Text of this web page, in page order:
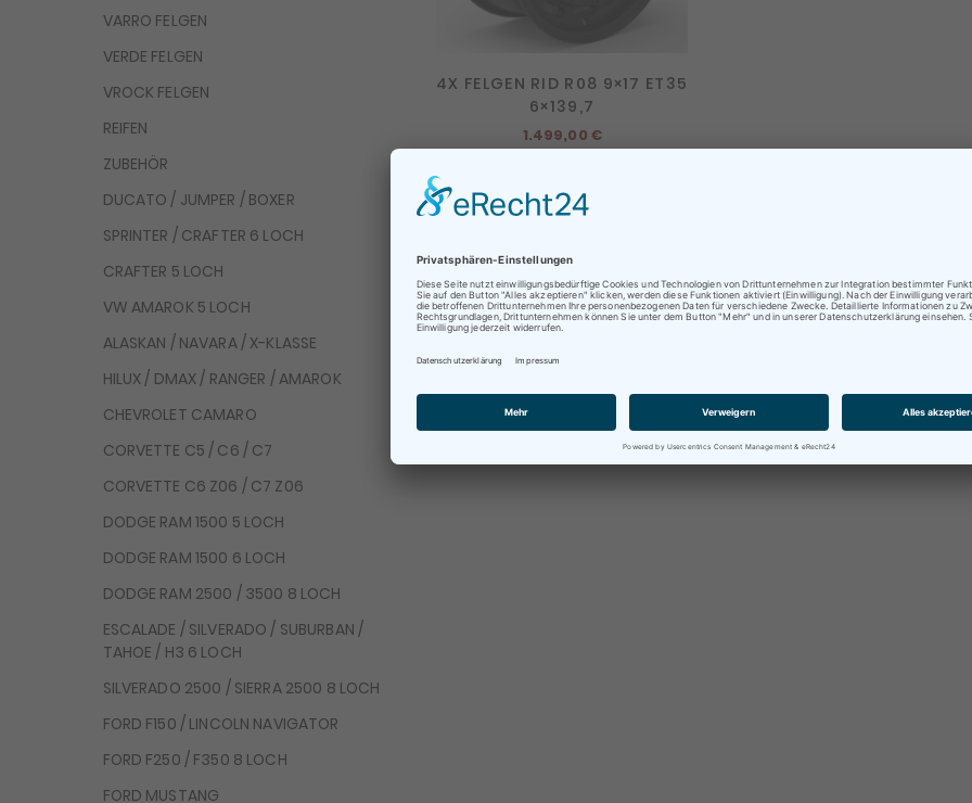
VARRO FELGEN
VERDE FELGEN
VROCK FELGEN
REIFEN
ZUBEHÖR
DUCATO / JUMPER / BOXER
SPRINTER / CRAFTER 6 LOCH
CRAFTER 5 LOCH
VW AMAROK 5 LOCH
ALASKAN / NAVARA / X-KLASSE
HILUX / DMAX / RANGER / AMAROK
CHEVROLET CAMARO
CORVETTE C5 / C6 / C7
CORVETTE C6 Z06 / C7 Z06
DODGE RAM 1500 5 LOCH
DODGE RAM 1500 6 LOCH
DODGE RAM 2500 / 3500 8 LOCH
ESCALADE / SILVERADO / SUBURBAN /
TAHOE / H3 6 LOCH
SILVERADO 2500 / SIERRA 2500 8 LOCH
FORD F150 / LINCOLN NAVIGATOR
FORD F250 / F350 8 LOCH
FORD MUSTANG
4X FELGEN RID R08 9×17 ET35
6×139,7
1.499,00 €
MEHR ERFAHREN
Beratungen oder Abholungen vor Ort nur nach vorheriger
Terminvereinbarung !